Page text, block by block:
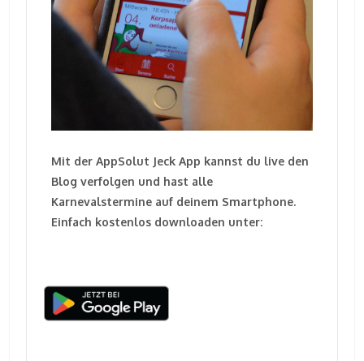
Mit der AppSolut Jeck App kannst du live den
Blog verfolgen und hast alle
Karnevalstermine auf deinem Smartphone.
Einfach kostenlos downloaden unter: